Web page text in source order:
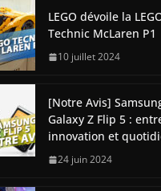
LEGO dévoile la
Technic McLaren P1
10 juillet 2024
[Notre Avis]
Galaxy Z Flip 5 :
innovation et
24 juin 2024